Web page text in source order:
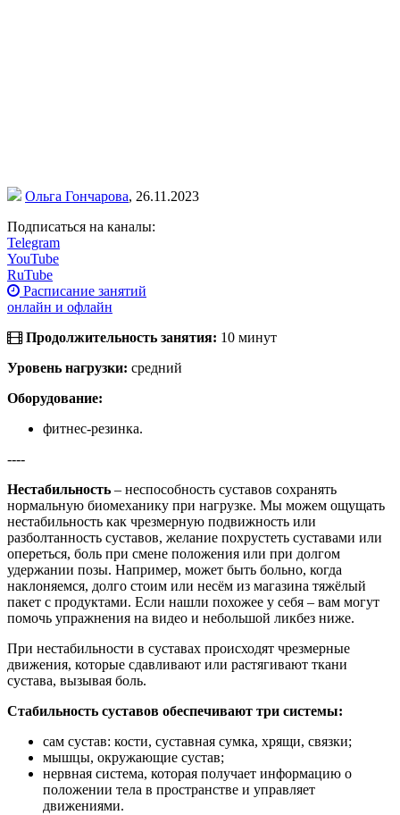
Ольга Гончарова, 26.11.2023
Подписаться на каналы:
Telegram
YouTube
RuTube
Расписание занятий
онлайн и офлайн
Продолжительность занятия: 10 минут
Уровень нагрузки: средний
Оборудование:
фитнес-резинка.
----
Нестабильность – неспособность суставов сохранять
нормальную биомеханику при нагрузке. Мы можем ощущать
нестабильность как чрезмерную подвижность или
разболтанность суставов, желание похрустеть суставами или
опереться, боль при смене положения или при долгом
удержании позы. Например, может быть больно, когда
наклоняемся, долго стоим или несём из магазина тяжёлый
пакет с продуктами. Если нашли похожее у себя – вам могут
помочь упражнения на видео и небольшой ликбез ниже.
При нестабильности в суставах происходят чрезмерные
движения, которые сдавливают или растягивают ткани
сустава, вызывая боль.
Стабильность суставов обеспечивают три системы:
сам сустав: кости, суставная сумка, хрящи, связки;
мышцы, окружающие сустав;
нервная система, которая получает информацию о
положении тела в пространстве и управляет
движениями.